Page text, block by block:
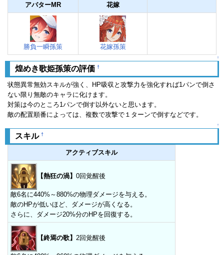
アバターMR 花嫁
勝負一瞬孫策 花嫁孫策
↑
煌めき歌姫孫策の評価 †
状態異常無効スキルが強く、HP吸収と攻撃力を強化すれば1パンで倒さ
ない限り無敵のキャラに化けます。
対策は今のところ1パンで倒す以外ないと思います。
敵の配置順番によっては、複数で攻撃で１ターンで倒すなどです。
↑
スキル †
アクティブスキル
【熱狂の渦】 0回覚醒後
敵6名に440%～880%の物理ダメージを与える。
敵のHPが低いほど、ダメージが高くなる。
さらに、ダメージ20%分のHPを回復する。
【終焉の歌】 2回覚醒後